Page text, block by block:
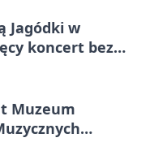
Jagódki w
koncert bez
Muzeum